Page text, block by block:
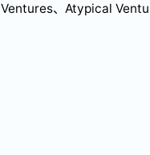
、Atypical